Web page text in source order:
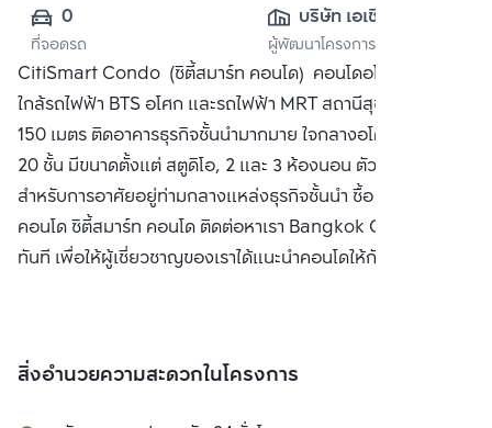
0
ที่จอดรถ
บริษัท เอเชี่ยน
พร็อพเพอร์ตี้ จำกัด
ผู้พัฒนาโครงการ
CitiSmart Condo (ซิตี้สมาร์ท คอนโด) คอนโดอโศก คอนโด
ใกล้รถไฟฟ้า BTS อโศก และรถไฟฟ้า MRT สถานีสุขุมวิท เพียง
150 เมตร ติดอาคารธุรกิจชั้นนำมากมาย ใจกลางอโศก คอนโดสูง
20 ชั้น มีขนาดตั้งแต่ สตูดิโอ, 2 และ 3 ห้องนอน ตัวเลือกที่ดี
สำหรับการอาศัยอยู่ท่ามกลางแหล่งธุรกิจชั้นนำ ซื้อ ขาย หรือ เช่า
คอนโด ซิตี้สมาร์ท คอนโด ติดต่อหาเรา Bangkok CitiSmart ได้
ทันที เพื่อให้ผู้เชี่ยวชาญของเราได้แนะนำคอนโดให้กับท่าน
สิ่งอำนวยความสะดวกในโครงการ